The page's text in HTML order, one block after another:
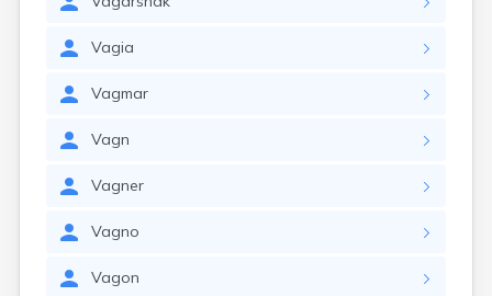
Vagia
Vagmar
Vagn
Vagner
Vagno
Vagon